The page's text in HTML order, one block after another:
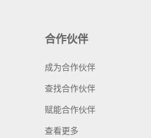
合作伙伴
成为合作伙伴
查找合作伙伴
赋能合作伙伴
查看更多